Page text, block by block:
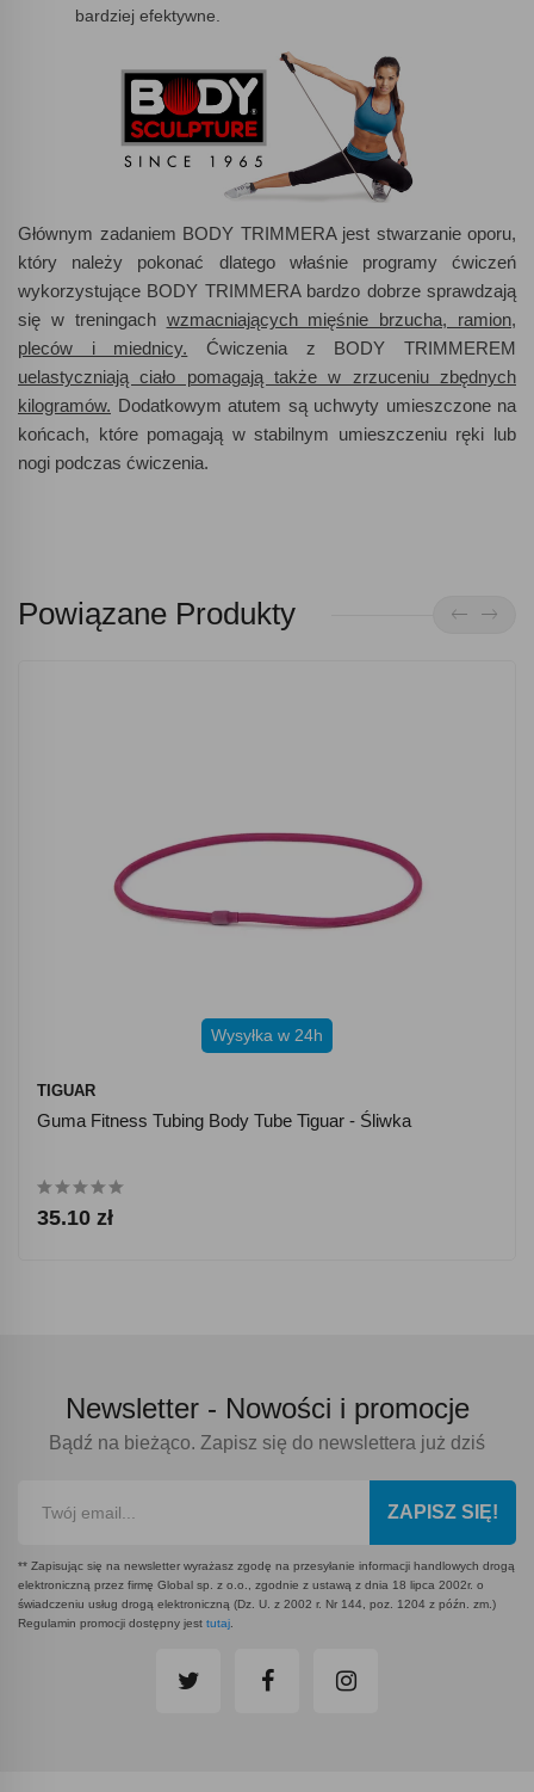
bardziej efektywne.
Głównym zadaniem BODY TRIMMERAjest stwarzanie oporu,
który należy pokonać dlatego właśnie programy ćwiczeń
wykorzystujące BODY TRIMMERAbardzo dobrze sprawdzają
się w treningach wzmacniających mięśnie brzucha, ramion,
pleców i miednicy. Ćwiczenia z BODY
TRIMMEREM
uelastyczniają ciało pomagają także w zrzuceniu zbędnych
kilogramów. Dodatkowym atutem są uchwyty umieszczone na
końcach, które pomagają w stabilnym umieszczeniu ręki lub
nogi podczas ćwiczenia.
Powiązane Produkty
Wysyłka w 24h
TIGUAR
Guma Fitness Tubing Body Tube Tiguar - Śliwka
35.10 zł
Newsletter - Nowości i promocje
Bądź na bieżąco. Zapisz się do newslettera już dziś
ZAPISZ SIĘ!
** Zapisując się na newsletter wyrażasz zgodę na przesyłanie informacji handlowych drogą
elektroniczną przez firmę Global sp. z o.o., zgodnie z ustawą z dnia 18 lipca 2002r. o
świadczeniu usług drogą elektroniczną (Dz. U. z 2002 r. Nr 144, poz. 1204 z późn. zm.)
Regulamin promocji dostępny jest tutaj.